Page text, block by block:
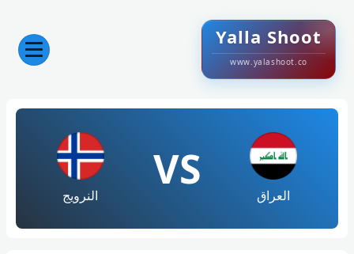
Yalla Shoot
www.yalashoot.co
العراق
VS
النرويج